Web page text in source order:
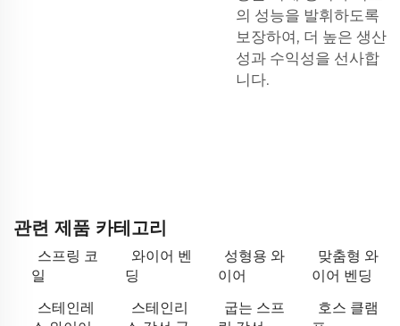
의 성능을 발휘하도록
보장하여, 더 높은 생산
성과 수익성을 선사합
니다.
관련 제품 카테고리
스프링 코
일
와이어 벤
딩
성형용 와
이어
맞춤형 와
이어 벤딩
스테인레
스테인리
굽는 스프
호스 클램